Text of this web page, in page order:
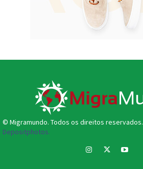
© Migramundo. Todos os direitos reservados.
Depositphotos.